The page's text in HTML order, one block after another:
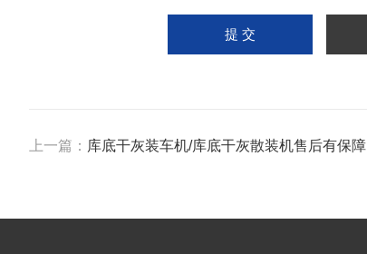
上一篇： 库底干灰装车机/库底干灰散装机售后有保障